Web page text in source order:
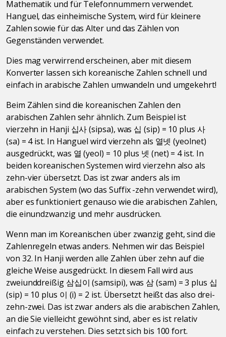
Mathematik und für Telefonnummern verwendet.
Hanguel, das einheimische System, wird für kleinere
Zahlen sowie für das Alter und das Zählen von
Gegenständen verwendet.
Dies mag verwirrend erscheinen, aber mit diesem
Konverter lassen sich koreanische Zahlen schnell und
einfach in arabische Zahlen umwandeln und umgekehrt!
Beim Zählen sind die koreanischen Zahlen den
arabischen Zahlen sehr ähnlich. Zum Beispiel ist
vierzehn in Hanji 십사 (sipsa), was 십 (sip) = 10 plus 사
(sa) = 4 ist. In Hanguel wird vierzehn als 열넷 (yeolnet)
ausgedrückt, was 열 (yeol) = 10 plus 넷 (net) = 4 ist. In
beiden koreanischen Systemen wird vierzehn also als
zehn-vier übersetzt. Das ist zwar anders als im
arabischen System (wo das Suffix -zehn verwendet wird),
aber es funktioniert genauso wie die arabischen Zahlen,
die einundzwanzig und mehr ausdrücken.
Wenn man im Koreanischen über zwanzig geht, sind die
Zahlenregeln etwas anders. Nehmen wir das Beispiel
von 32. In Hanji werden alle Zahlen über zehn auf die
gleiche Weise ausgedrückt. In diesem Fall wird aus
zweiunddreißig 삼십이 (samsipi), was 삼 (sam) = 3 plus 십
(sip) = 10 plus 이 (i) = 2 ist. Übersetzt heißt das also drei-
zehn-zwei. Das ist zwar anders als die arabischen Zahlen,
an die Sie vielleicht gewöhnt sind, aber es ist relativ
einfach zu verstehen. Dies setzt sich bis 100 fort.